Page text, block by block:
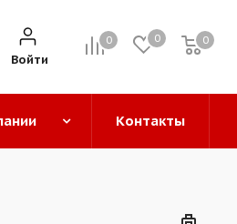
0 0 0
0
Войти
Контакты